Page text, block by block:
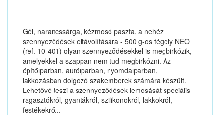
Gél, narancssárga, kézmosó paszta, a nehéz
szennyeződések eltávolítására - 500 g-os tégely NEO
(ref. 10-401) olyan szennyeződésekkel is megbirkózik,
amelyekkel a szappan nem tud megbirkózni. Az
építőiparban, autóiparban, nyomdaiparban,
lakkozásban dolgozó szakemberek számára készült.
Lehetővé teszi a szennyeződések lemosását speciális
ragasztókról, gyantákról, szilikonokról, lakkokról,
festékekrő...